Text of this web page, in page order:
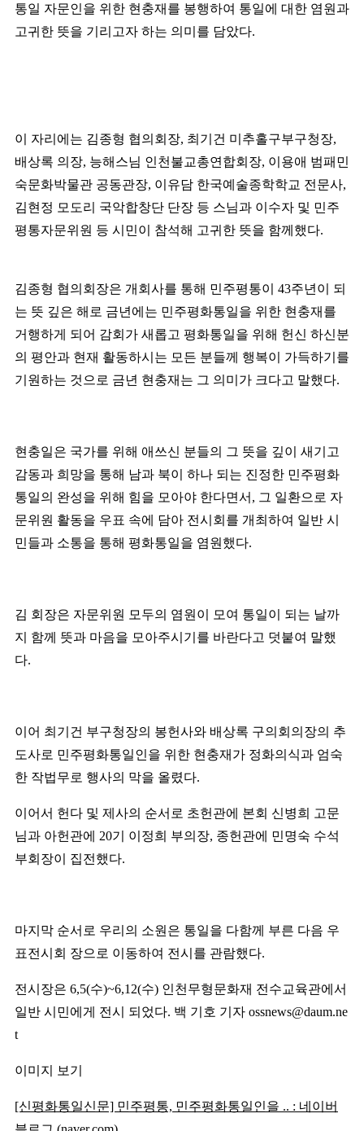
통일 자문인을 위한 현충재를 봉행하여 통일에 대한 염원과
고귀한 뜻을 기리고자 하는 의미를 담았다.
이 자리에는 김종형 협의회장, 최기건 미추홀구부구청장,
배상록 의장, 능해스님 인천불교총연합회장, 이용애 범패민
숙문화박물관 공동관장, 이유담 한국예술종학학교 전문사,
김현정 모도리 국악합창단 단장 등 스님과 이수자 및 민주
평통자문위원 등 시민이 참석해 고귀한 뜻을 함께했다.
김종형 협의회장은 개회사를 통해 민주평통이 43주년이 되
는 뜻 깊은 해로 금년에는 민주평화통일을 위한 현충재를
거행하게 되어 감회가 새롭고 평화통일을 위해 헌신 하신분
의 평안과 현재 활동하시는 모든 분들께 행복이 가득하기를
기원하는 것으로 금년 현충재는 그 의미가 크다고 말했다.
현충일은 국가를 위해 애쓰신 분들의 그 뜻을 깊이 새기고
감동과 희망을 통해 남과 북이 하나 되는 진정한 민주평화
통일의 완성을 위해 힘을 모아야 한다면서 , 그 일환으로 자
문위원 활동을 우표 속에 담아 전시회를 개최하여 일반 시
민들과 소통을 통해 평화통일을 염원했다.
김 회장은 자문위원 모두의 염원이 모여 통일이 되는 날까
지 함께 뜻과 마음을 모아주시기를 바란다고 덧붙여 말했
다.
이어 최기건 부구청장의 봉헌사와 배상록 구의회의장의 추
도사로 민주평화통일인을 위한 현충재가 정화의식과 엄숙
한 작법무로 행사의 막을 올렸다.
이어서 헌다 및 제사의 순서로 초헌관에 본회 신병희 고문
님과 아헌관에 20기 이정희 부의장, 종헌관에 민명숙 수석
부회장이 집전했다.
마지막 순서로 우리의 소원은 통일을 다함께 부른 다음 우
표전시회 장으로 이동하여 전시를 관람했다.
전시장은 6,5(수)~6,12(수) 인천무형문화재 전수교육관에서
일반 시민에게 전시 되었다. 백 기호 기자 ossnews@daum.ne
t
이미지 보기
[신평화통일신문] 민주평통, 민주평화통일인을 .. : 네이버